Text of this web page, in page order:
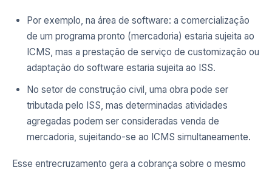
Por exemplo, na área de software: a comercialização
de um programa pronto (mercadoria) estaria sujeita ao
ICMS, mas a prestação de serviço de customização ou
adaptação do software estaria sujeita ao ISS.
No setor de construção civil, uma obra pode ser
tributada pelo ISS, mas determinadas atividades
agregadas podem ser consideradas venda de
mercadoria, sujeitando-se ao ICMS simultaneamente.
Esse entrecruzamento gera a cobrança sobre o mesmo